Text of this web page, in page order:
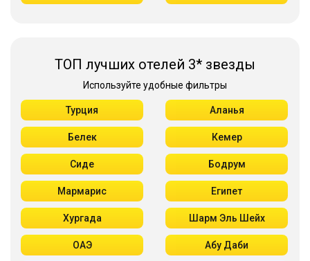
ТОП лучших отелей 3* звезды
Используйте удобные фильтры
Турция Аланья
Белек Кемер
Сиде Бодрум
Мармарис Египет
Хургада Шарм Эль Шейх
ОАЭ Абу Даби